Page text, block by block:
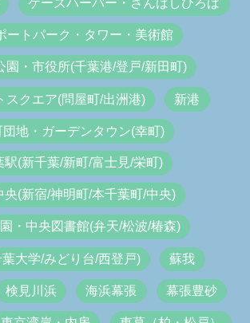
ケーズハーバー・さんばしひろば
ートパーク・タワー・美術館
園・市役所(千葉港/登戸/新田町)
スクエア(問屋町/出洲港) 新港
団地・ガーデンタウン(幸町)
駅(新千葉/新町/富士見/栄町)
央(新宿/神明町/本千葉町/中央)
・中央図書館(弁天/松波/椿森)
大学/みどり台/西登戸) 蘇我
検見川浜 海浜幕張 幕張豊砂